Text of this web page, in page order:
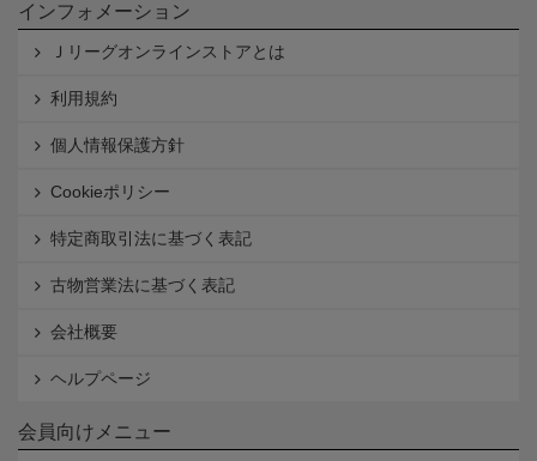
インフォメーション
Ｊリーグオンラインストアとは
利用規約
個人情報保護方針
Cookieポリシー
特定商取引法に基づく表記
古物営業法に基づく表記
会社概要
ヘルプページ
会員向けメニュー